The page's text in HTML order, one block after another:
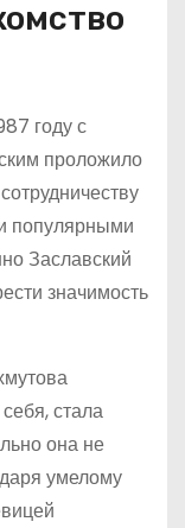
году с
проложило
популярными
Заславский
значимость
стала
она не
умелому